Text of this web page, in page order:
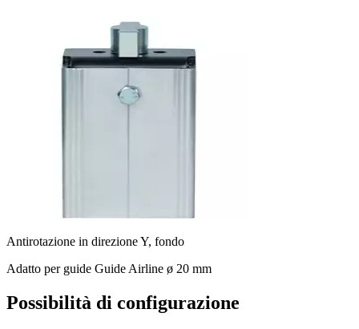
Antirotazione in direzione Y, fondo
Adatto per guide Guide Airline ø 20 mm
Possibilità di configurazione